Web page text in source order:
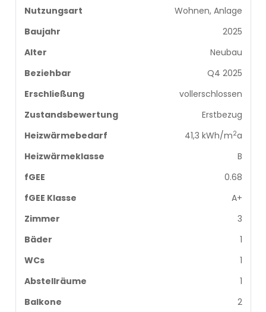
Nutzungsart
Wohnen, Anlage
Baujahr
2025
Alter
Neubau
Beziehbar
Q4 2025
Erschließung
vollerschlossen
Zustandsbewertung
Erstbezug
Heizwärmebedarf
41,3 kWh/m2a
Heizwärmeklasse
B
fGEE
0.68
fGEE Klasse
A+
Zimmer
3
Bäder
1
WCs
1
Abstellräume
1
Balkone
2